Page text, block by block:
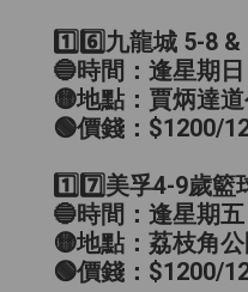
1️⃣6️⃣九龍城 5-8
🔵時間：逢星期
🟡地點：賈炳達道
🟢價錢：$1200/
1️⃣7️⃣美孚4-9歲籃
🔵時間：逢星期
🟡地點：荔枝角
🟢價錢：$1200/